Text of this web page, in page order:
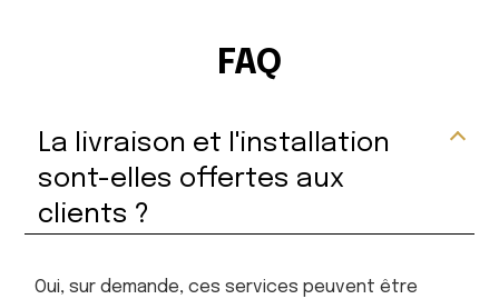
FAQ
La livraison et l'installation
sont-elles offertes aux
clients ?
Oui, sur demande, ces services peuvent être